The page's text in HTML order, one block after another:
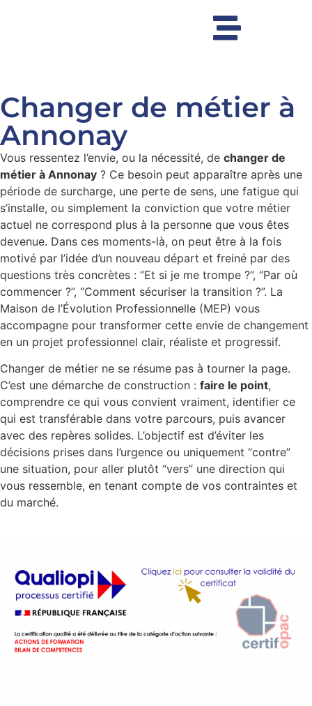
Changer de métier à
Annonay
Vous ressentez l’envie, ou la nécessité, de changer de
métier à Annonay ? Ce besoin peut apparaître après une
période de surcharge, une perte de sens, une fatigue qui
s’installe, ou simplement la conviction que votre métier
actuel ne correspond plus à la personne que vous êtes
devenue. Dans ces moments-là, on peut être à la fois
motivé par l’idée d’un nouveau départ et freiné par des
questions très concrètes : “Et si je me trompe ?”, “Par où
commencer ?”, “Comment sécuriser la transition ?”. La
Maison de l’Évolution Professionnelle (MEP) vous
accompagne pour transformer cette envie de changement
en un projet professionnel clair, réaliste et progressif.
Changer de métier ne se résume pas à tourner la page.
C’est une démarche de construction : faire le point,
comprendre ce qui vous convient vraiment, identifier ce
qui est transférable dans votre parcours, puis avancer
avec des repères solides. L’objectif est d’éviter les
décisions prises dans l’urgence ou uniquement “contre”
une situation, pour aller plutôt “vers” une direction qui
vous ressemble, en tenant compte de vos contraintes et
du marché.